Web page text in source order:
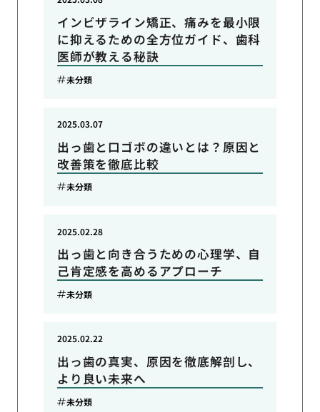
インビザライン矯正、痛みを最小限
に抑えるための全方位ガイド、歯科
医師が教える秘訣
未分類
出っ歯と口ゴボの違いとは？原因と
改善策を徹底比較
2025.03.07
未分類
出っ歯と向き合うための心理学、自
己肯定感を高めるアプローチ
2025.02.28
未分類
出っ歯の真実、原因を徹底解剖し、
より良い未来へ
2025.02.22
未分類